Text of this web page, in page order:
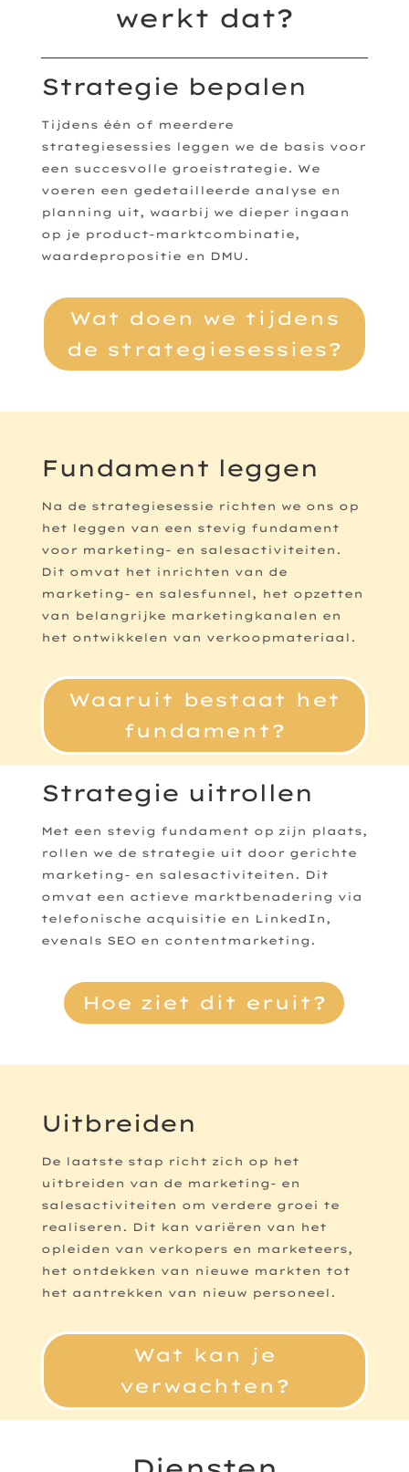
werkt dat?
Strategie bepalen
Tijdens één of meerdere
strategiesessies leggen we de basis voor
een succesvolle groeistrategie. We
voeren een gedetailleerde analyse en
planning uit, waarbij we dieper ingaan
op je product-marktcombinatie,
waardepropositie en DMU.
Wat doen we tijdens
de strategiesessies?
Fundament leggen
Na de strategiesessie richten we ons op
het leggen van een stevig fundament
voor marketing- en salesactiviteiten.
Dit omvat het inrichten van de
marketing- en salesfunnel, het opzetten
van belangrijke marketingkanalen en
het ontwikkelen van verkoopmateriaal.
Waaruit bestaat het
fundament?
Strategie uitrollen
Met een stevig fundament op zijn plaats,
rollen we de strategie uit door gerichte
marketing- en salesactiviteiten. Dit
omvat een actieve marktbenadering via
telefonische acquisitie en LinkedIn,
evenals SEO en contentmarketing.
Hoe ziet dit eruit?
Uitbreiden
De laatste stap richt zich op het
uitbreiden van de marketing- en
salesactiviteiten om verdere groei te
realiseren. Dit kan variëren van het
opleiden van verkopers en marketeers,
het ontdekken van nieuwe markten tot
het aantrekken van nieuw personeel.
Wat kan je
verwachten?